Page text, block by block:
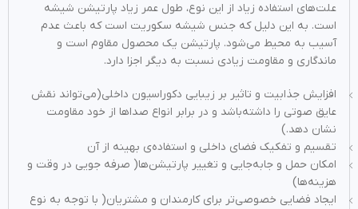
علت‌های استفاده زیاد از این نوع، طول عمر زیاد پارتیشن شیشه
است. به این دلیل که جنس شیشه سکوریت است که باعث عدم
آسیب به محیط ‌‌می‌شود. پارتیشن یک محصول مقاوم است و
ماندگاری و مقاومت زیادی نسبت به دیگر اجزا دارد.
افزایش جذابیت و تاثیر بر زیبایی دکوراسیون داخلی(‌‌می‌تواند نقش
عایق صوتی را داشته‌باشد و در برابر انواع صدا‌‌ها از خود مقاومت
نشان دهد.)
تقسیم و تفکیک فضای داخلی و استفاده‌ی بهینه از آن
امکان حمل و جابه‌جایی و تغییر پارتیشن‌‌ها( صرفه جویی در وقت و
هزینه‌‌ها)
ایجاد فضایی خصوصی‌تر برای کارمندان و مشتریان( با توجه به نوع